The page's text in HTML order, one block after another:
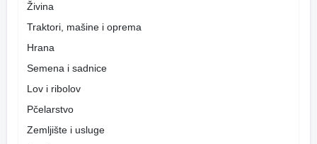
Živina
Traktori, mašine i oprema
Hrana
Semena i sadnice
Lov i ribolov
Pčelarstvo
Zemljište i usluge